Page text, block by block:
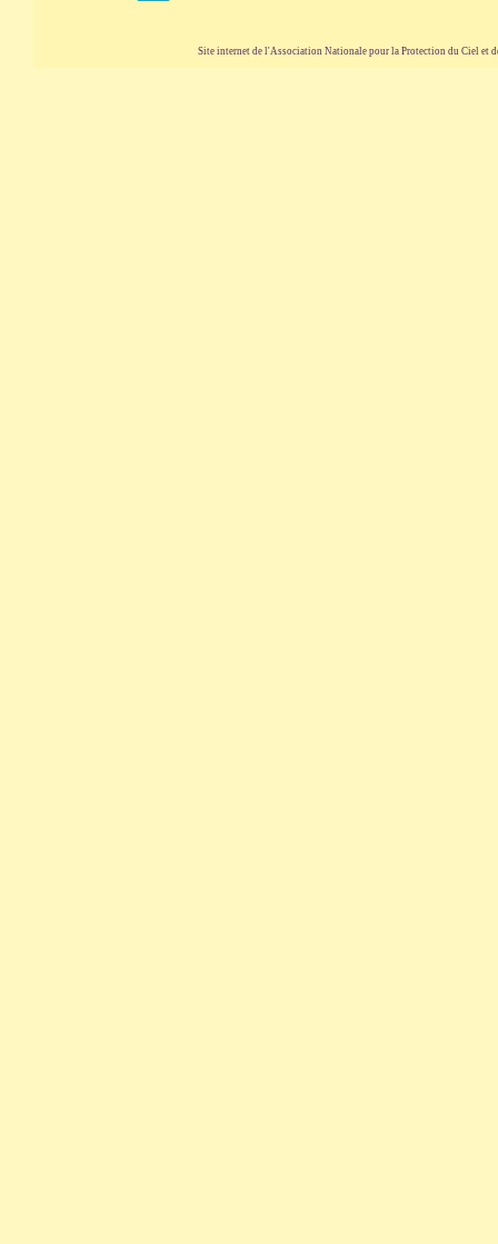
Site internet de l'Association Nationale pour la Protection du Ciel et de